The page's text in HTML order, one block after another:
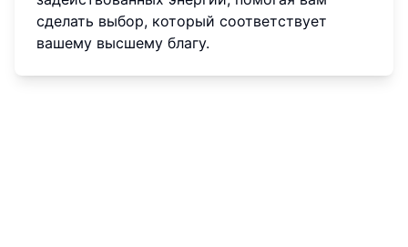
сделать выбор, который соответствует
вашему высшему благу.